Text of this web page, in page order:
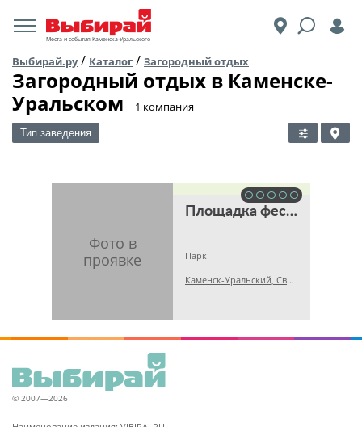
Места и события Каменска-Уральского
Выбирай.ру/ Каталог / Загородный отдых
Загородный отдых в Каменске-
Уральском
​1 компания
Тип заведения
Площадка фестиваля «По барабану»
Парк
Каменск-Уральский, Свердловская обл., Каменский городской округ, Сорочье поле
© 2007—2026